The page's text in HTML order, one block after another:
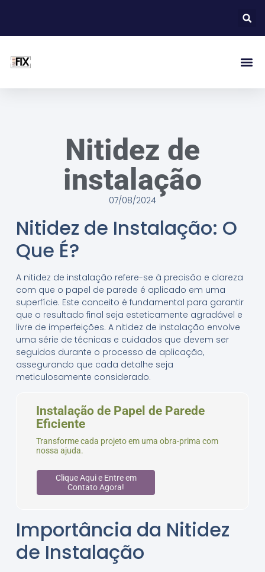
Nitidez de
instalação
07/08/2024
Nitidez de Instalação: O
Que É?
A nitidez de instalação refere-se à precisão e clareza
com que o papel de parede é aplicado em uma
superfície. Este conceito é fundamental para garantir
que o resultado final seja esteticamente agradável e
livre de imperfeições. A nitidez de instalação envolve
uma série de técnicas e cuidados que devem ser
seguidos durante o processo de aplicação,
assegurando que cada detalhe seja
meticulosamente considerado.
Instalação de Papel de Parede
Eficiente
Transforme cada projeto em uma obra-prima com
nossa ajuda.
Clique Aqui e Entre em
Contato Agora!
Importância da Nitidez
de Instalação